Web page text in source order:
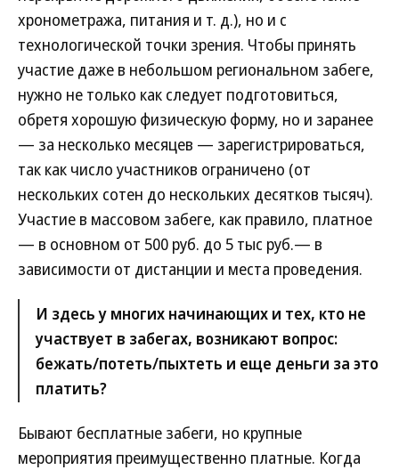
хронометража, питания и т. д.), но и с
технологической точки зрения. Чтобы принять
участие даже в небольшом региональном забеге,
нужно не только как следует подготовиться,
обретя хорошую физическую форму, но и заранее
— за несколько месяцев — зарегистрироваться,
так как число участников ограничено (от
нескольких сотен до нескольких десятков тысяч).
Участие в массовом забеге, как правило, платное
— в основном от 500 руб. до 5 тыс руб.— в
зависимости от дистанции и места проведения.
И здесь у многих начинающих и тех, кто не
участвует в забегах, возникают вопрос:
бежать/потеть/пыхтеть и еще деньги за это
платить?
Бывают бесплатные забеги, но крупные
мероприятия преимущественно платные. Когда